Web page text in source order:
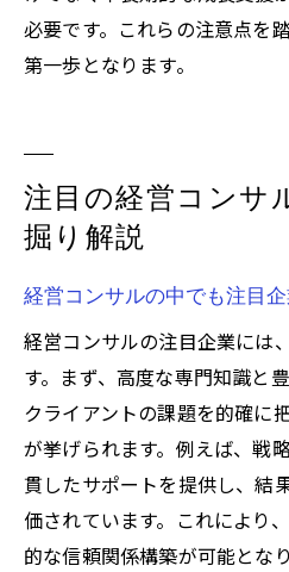
必要です。これらの注意点を
第一歩となります。
注目の経営コンサ
掘り解説
経営コンサルの中でも注目
経営コンサルの注目企業には
す。まず、高度な専門知識と
クライアントの課題を的確に
が挙げられます。例えば、戦
貫したサポートを提供し、結
価されています。これにより
的な信頼関係構築が可能とな